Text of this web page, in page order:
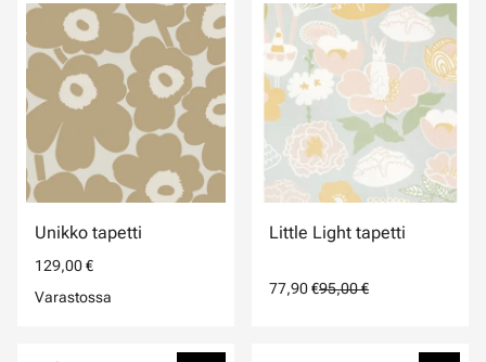
Unikko tapetti
129,00 €
Varastossa
Little Light tapetti
77,90 €95,00 €